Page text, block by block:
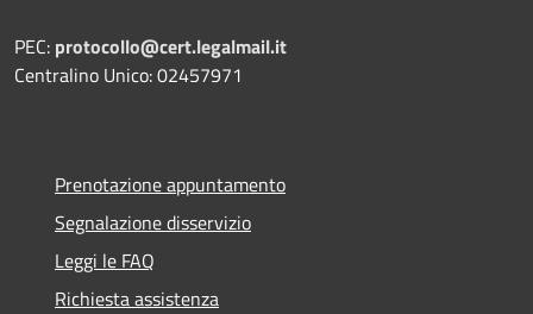
PEC: protocollo@cert.legalmail.it
Centralino Unico: 02457971
Prenotazione appuntamento
Segnalazione disservizio
Leggi le FAQ
Richiesta assistenza